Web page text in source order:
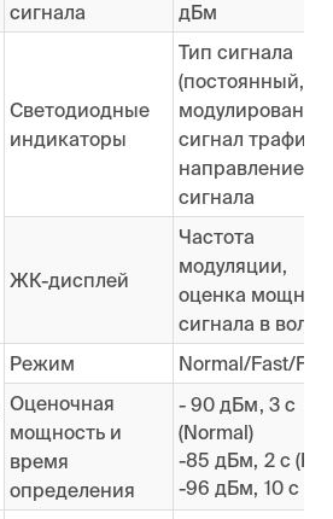
сигнала
дБм
Светодиодные
индикаторы
Тип сигнала
(постоянный,
сигнал трафика,
направление
сигнала
ЖК-дисплей
Частота
модуляции,
оценка
сигнала в
Режим
Normal/Fast/Fine
Оценочная
мощность и
время
определения
- 90 дБм, 3 с
(Normal)
-85 дБм, 2 с
-96 дБм, 10 с